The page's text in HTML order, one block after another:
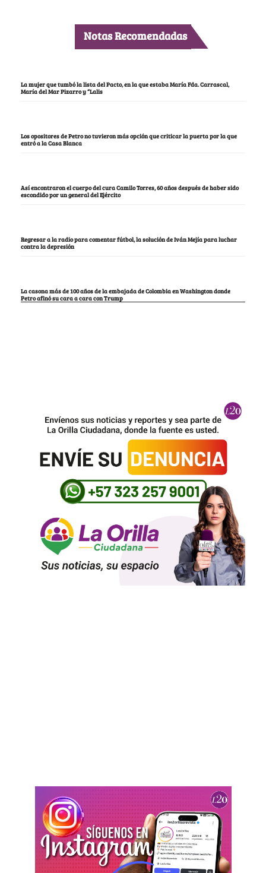
Notas Recomendadas
La mujer que tumbó la lista del Pacto, en la que estaba María Fda. Carrascal,
María del Mar Pizarro y “Lalis
Los opositores de Petro no tuvieron más opción que criticar la puerta por la que
entró a la Casa Blanca
Así encontraron el cuerpo del cura Camilo Torres, 60 años después de haber sido
escondido por un general del Ejército
Regresar a la radio para comentar fútbol, la solución de Iván Mejía para luchar
contra la depresión
La casona más de 100 años de la embajada de Colombia en Washington donde
Petro afinó su cara a cara con Trump